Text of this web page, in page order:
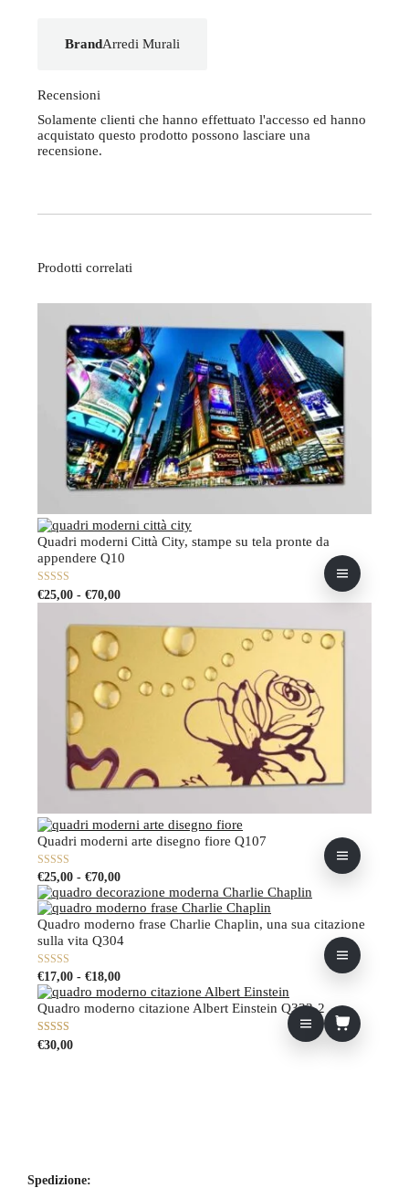
BrandArredi Murali
Recensioni
Solamente clienti che hanno effettuato l'accesso ed hanno
acquistato questo prodotto possono lasciare una
recensione.
Prodotti correlati
Quadri moderni Città City, stampe su tela pronte da
appendere Q10
0
su
€25,00 - €70,00Fascia
di
prezzo:
a
€70,00
Questo
ha
varianti.
Le
opzioni
possono
pagina
del
prodotto
Quadri moderni arte disegno fiore Q107
0
su
5
€25,00 - €70,00Fascia
di
prezzo:
da
€25,00
a
Questo
prodotto
ha
più
varianti.
possono
essere
scelte
Quadro moderno frase Charlie Chaplin, una sua citazione
sulla vita Q304
0
su
5
€17,00 - €18,00Fascia
di
prezzo:
Questo
prodotto
ha
Quadro moderno citazione Albert Einstein Q333-2
4.00 su 5
€30,00
Spedizione: